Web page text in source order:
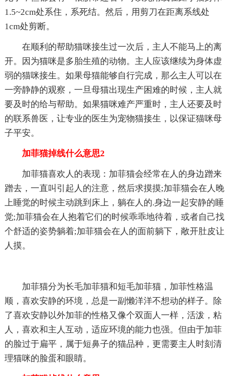
1.5~2cm处系住，系死结。然后，用剪刀在距离系线处
1cm处剪断。
在顺利的帮助猫咪接生过一次后，主人不能马上的离
开。因为猫咪是多胎生殖的动物。主人应该继续为身体虚
弱的猫咪接生。如果母猫能够自行完成，那么主人可以在
一旁静静的观察，一旦母猫出现生产困难的时候，主人就
要及时的给与帮助。如果猫咪难产严重时，主人还要及时
的联系兽医，让专业的医生为宠物猫接生，以保证猫咪母
子平安。
加菲猫掉线什么意思2
加菲猫喜欢人的表现：加菲猫会经常在人的身边蹭来
蹭去，一直叫引起人的注意，然后求摸摸;加菲猫会在人晚
上睡觉的时候主动跳到床上，躺在人的.身边一起安静的睡
觉;加菲猫会在人抱着它们的时候乖乖地待着，或者自己找
个舒适的姿势躺着;加菲猫会在人的面前躺下，敞开肚皮让
人摸。
加菲猫分为长毛加菲猫和短毛加菲猫，加菲性格温
顺，喜欢安静的环境，总是一副懒洋洋不想动的样子。除
了喜欢安静以外加菲的性格又像个双面人一样，活泼，粘
人，喜欢和主人互动，适应环境的能力也强。但由于加菲
的脸过于扁平，属于短鼻子的猫品种，更需要主人时刻清
理猫咪的脸蛋和眼睛。